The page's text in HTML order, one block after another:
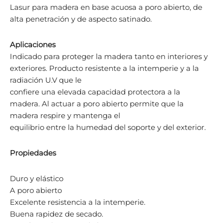
Lasur para madera en base acuosa a poro abierto, de
alta penetración y de aspecto satinado.
Aplicaciones
Indicado para proteger la madera tanto en interiores y
exteriores. Producto resistente a la intemperie y a la
radiación U.V que le
confiere una elevada capacidad protectora a la
madera. Al actuar a poro abierto permite que la
madera respire y mantenga el
equilibrio entre la humedad del soporte y del exterior.
Propiedades
Duro y elástico
A poro abierto
Excelente resistencia a la intemperie.
Buena rapidez de secado.